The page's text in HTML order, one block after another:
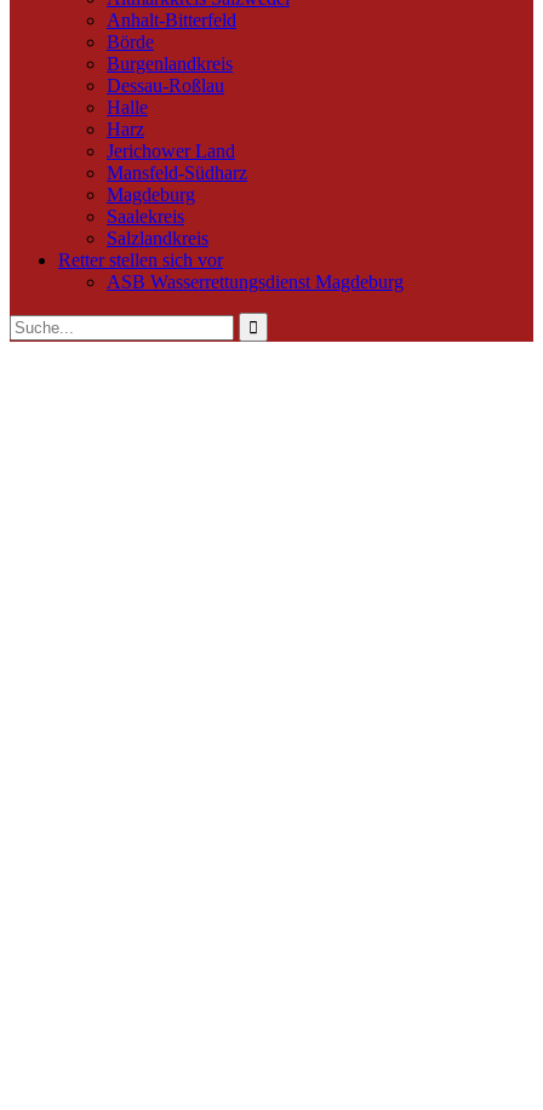
Anhalt-Bitterfeld
Börde
Burgenlandkreis
Dessau-Roßlau
Halle
Harz
Jerichower Land
Mansfeld-Südharz
Magdeburg
Saalekreis
Salzlandkreis
Retter stellen sich vor
ASB Wasserrettungsdienst Magdeburg